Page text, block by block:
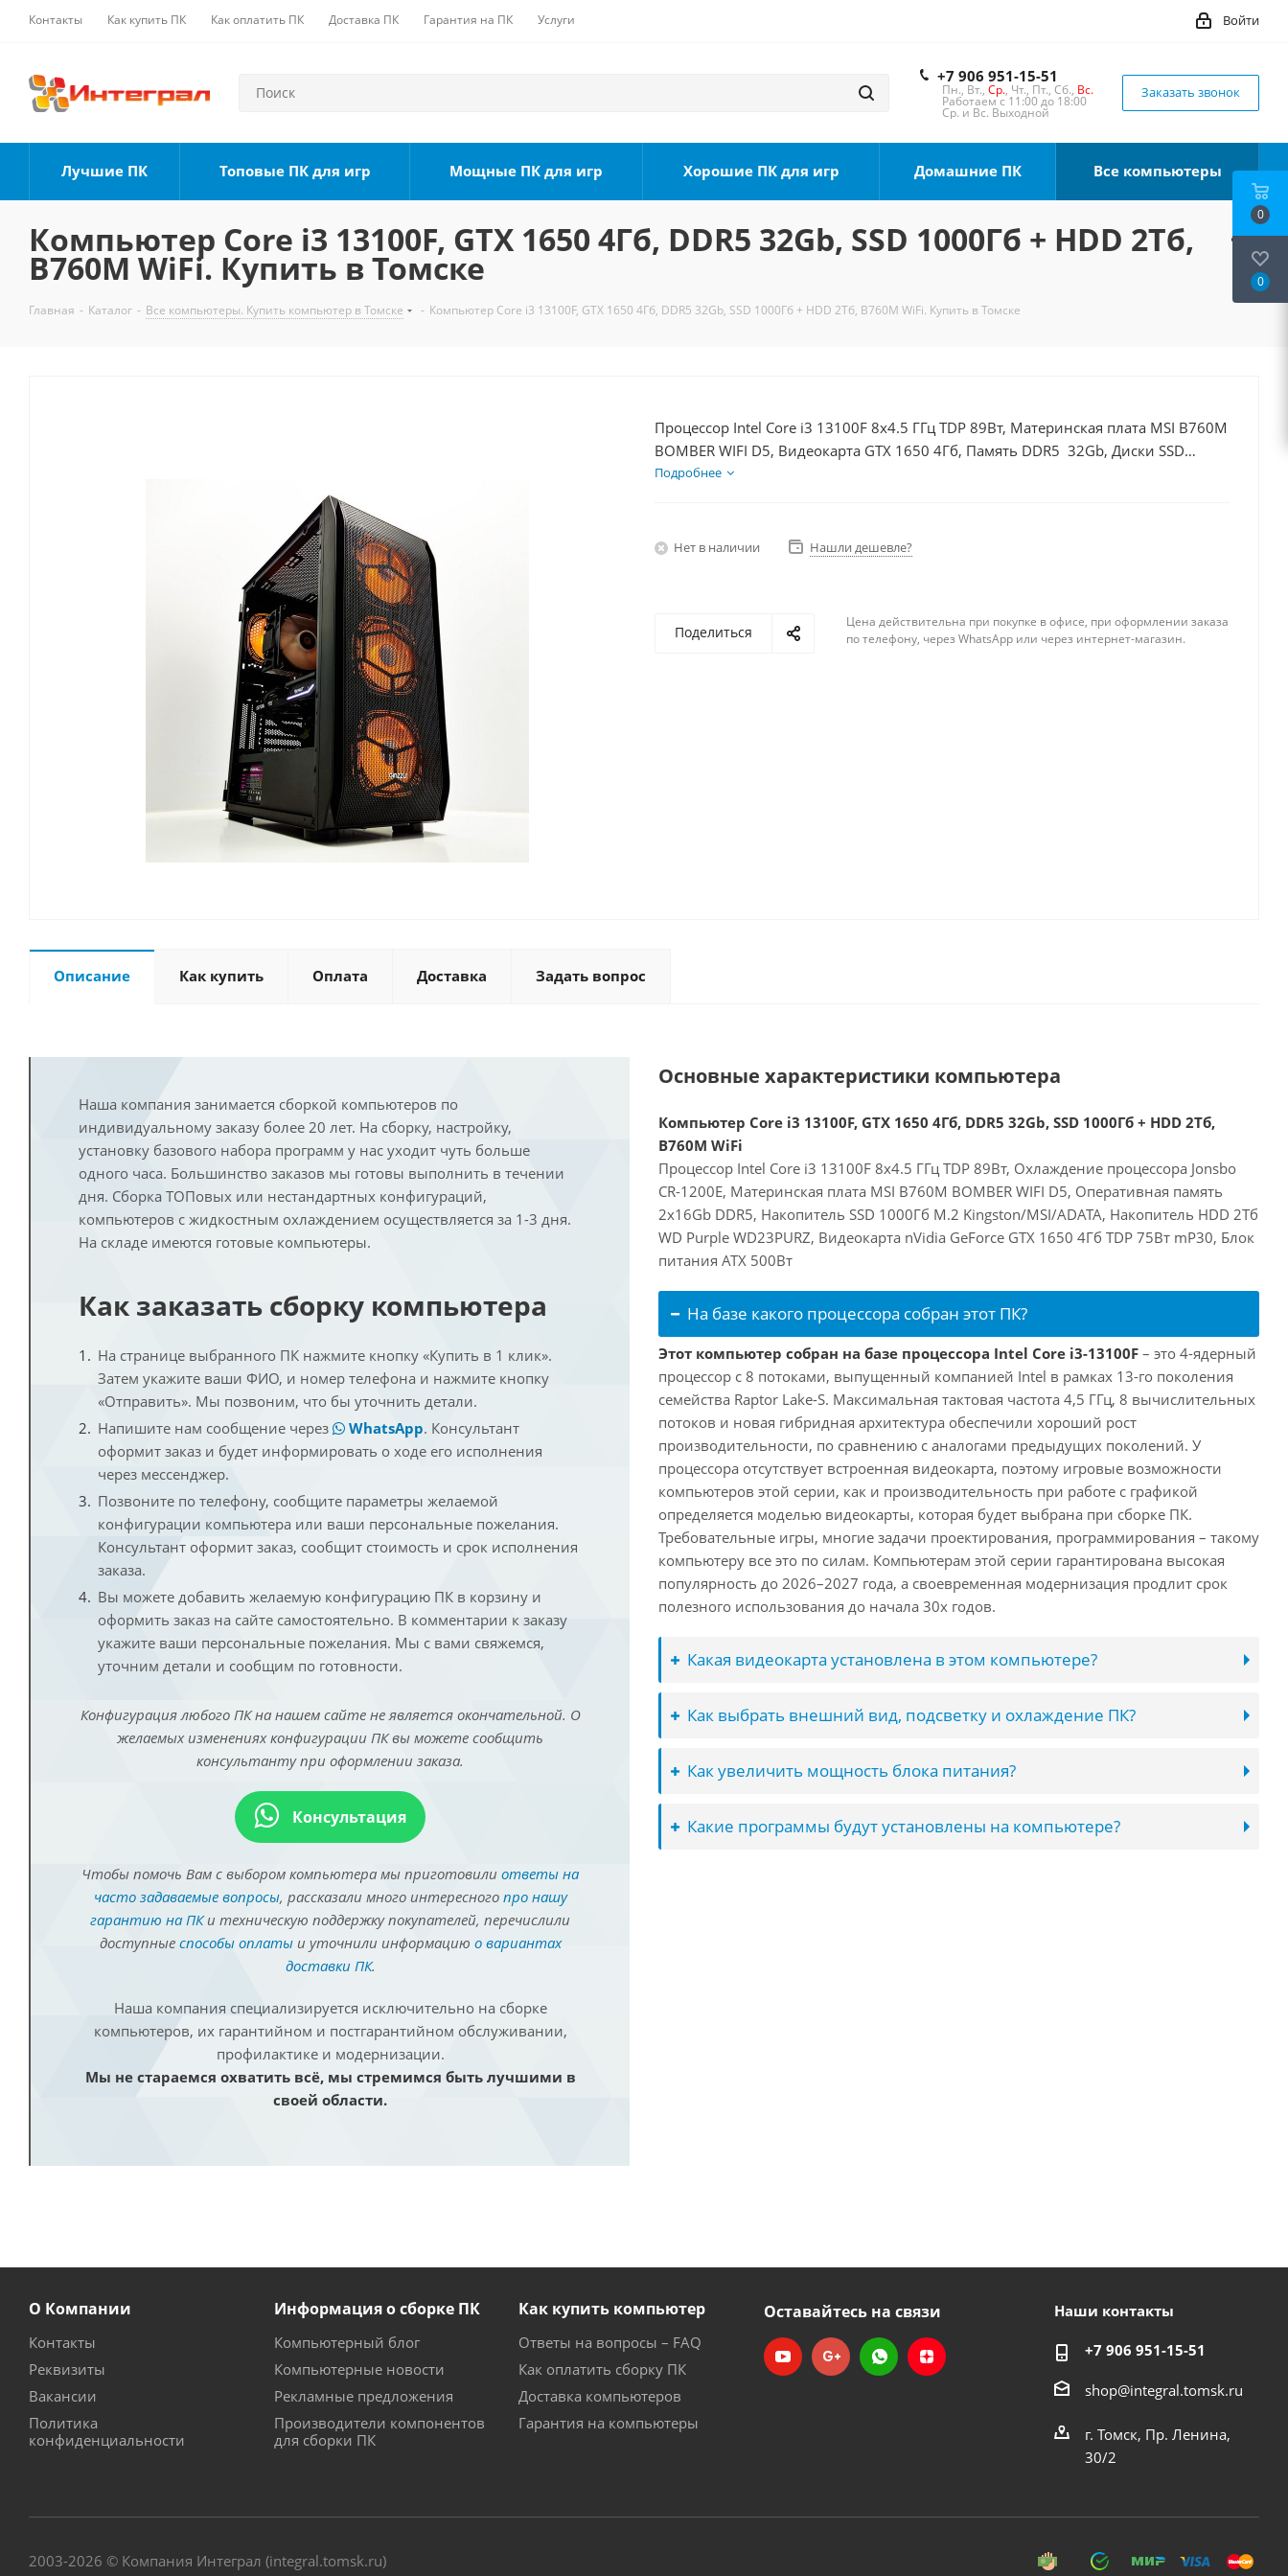
Контакты Как купить ПК Как оплатить ПК Доставка ПК Гарантия на ПК Услуги Войти
+7 906 951-15-51
Пн., Вт., Ср., Чт., Пт., Сб., Вс.
Работаем с 11:00 до 18:00
Ср. и Вс. Выходной
Заказать звонок
Лучшие ПК Топовые ПК для игр Мощные ПК для игр Хорошие ПК для игр Домашние ПК Все компьютеры
Компьютер Core i3 13100F, GTX 1650 4Гб, DDR5 32Gb, SSD 1000Гб + HDD 2Тб,
B760M WiFi. Купить в Томске
Главная - Каталог - Все компьютеры. Купить компьютер в Томске - Компьютер Core i3 13100F, GTX 1650 4Гб, DDR5 32Gb, SSD 1000Гб + HDD 2Тб, B760M WiFi. Купить в Томске
Процессор Intel Core i3 13100F 8x4.5 ГГц TDP 89Вт, Материнская плата MSI B760M
BOMBER WIFI D5, Видеокарта GTX 1650 4Гб, Память DDR5 32Gb, Диски SSD
1000Гб + HDD 2Тб, БП 500Вт
Подробнее
Нет в наличии Нашли дешевле?
Поделиться
Цена действительна при покупке в офисе, при оформлении заказа
по телефону, через WhatsApp или через интернет-магазин.
Описание Как купить Оплата Доставка Задать вопрос
Наша компания занимается сборкой компьютеров по
индивидуальному заказу более 20 лет. На сборку, настройку,
установку базового набора программ у нас уходит чуть больше
одного часа. Большинство заказов мы готовы выполнить в течении
дня. Сборка ТОПовых или нестандартных конфигураций,
компьютеров с жидкостным охлаждением осуществляется за 1-3 дня.
На складе имеются готовые компьютеры.
Как заказать сборку компьютера
На странице выбранного ПК нажмите кнопку «Купить в 1 клик».
Затем укажите ваши ФИО, и номер телефона и нажмите кнопку
«Отправить». Мы позвоним, что бы уточнить детали.
Напишите нам сообщение через
WhatsApp. Консультант
оформит заказ и будет информировать о ходе его исполнения
через мессенджер.
Позвоните по телефону, сообщите параметры желаемой
конфигурации компьютера или ваши персональные пожелания.
Консультант оформит заказ, сообщит стоимость и срок исполнения
заказа.
Вы можете добавить желаемую конфигурацию ПК в корзину и
оформить заказ на сайте самостоятельно. В комментарии к заказу
укажите ваши персональные пожелания. Мы с вами свяжемся,
уточним детали и сообщим по готовности.
Конфигурация любого ПК на нашем сайте не является окончательной. О
желаемых изменениях конфигурации ПК вы можете сообщить
консультанту при оформлении заказа.
Консультация
Чтобы помочь Вам с выбором компьютера мы приготовили ответы на
часто задаваемые вопросы, рассказали много интересного про нашу
гарантию на ПКи техническую поддержку покупателей, перечислили
доступные способы оплатыи уточнили информацию о вариантах
доставки ПК.
Наша компания специализируется исключительно на сборке
компьютеров, их гарантийном и постгарантийном обслуживании,
профилактике и модернизации.
Мы не стараемся охватить всё, мы стремимся быть лучшими в
своей области.
Основные характеристики компьютера
Компьютер Core i3 13100F, GTX 1650 4Гб, DDR5 32Gb, SSD 1000Гб + HDD 2Тб,
B760M WiFi
Процессор Intel Core i3 13100F 8x4.5 ГГц TDP 89Вт, Охлаждение процессора Jonsbo
CR-1200E, Материнская плата MSI B760M BOMBER WIFI D5, Оперативная память
2x16Gb DDR5, Накопитель SSD 1000Гб M.2 Kingston/MSI/ADATA, Накопитель HDD 2Тб
WD Purple WD23PURZ, Видеокарта nVidia GeForce GTX 1650 4Гб TDP 75Вт mP30, Блок
питания ATX 500Вт
На базе какого процессора собран этот ПК?
Этот компьютер собран на базе процессора Intel Core i3-13100F – это 4-ядерный
процессор с 8 потоками, выпущенный компанией Intel в рамках 13-го поколения
семейства Raptor Lake-S. Максимальная тактовая частота 4,5 ГГц, 8 вычислительных
потоков и новая гибридная архитектура обеспечили хороший рост
производительности, по сравнению с аналогами предыдущих поколений. У
процессора отсутствует встроенная видеокарта, поэтому игровые возможности
компьютеров этой серии, как и производительность при работе с графикой
определяется моделью видеокарты, которая будет выбрана при сборке ПК.
Требовательные игры, многие задачи проектирования, программирования – такому
компьютеру все это по силам. Компьютерам этой серии гарантирована высокая
популярность до 2026–2027 года, а своевременная модернизация продлит срок
полезного использования до начала 30х годов.
Какая видеокарта установлена в этом компьютере?
Как выбрать внешний вид, подсветку и охлаждение ПК?
Как увеличить мощность блока питания?
Какие программы будут установлены на компьютере?
О Компании
Контакты
Реквизиты
Вакансии
Политика
конфиденциальности
Информация о сборке ПК
Компьютерный блог
Компьютерные новости
Рекламные предложения
Производители компонентов
для сборки ПК
Как купить компьютер
Ответы на вопросы – FAQ
Как оплатить сборку ПК
Доставка компьютеров
Гарантия на компьютеры
Оставайтесь на связи Наши контакты
+7 906 951-15-51
shop@integral.tomsk.ru
г. Томск, Пр. Ленина,
30/2
2003-2026 © Компания Интеграл (integral.tomsk.ru)
0
0